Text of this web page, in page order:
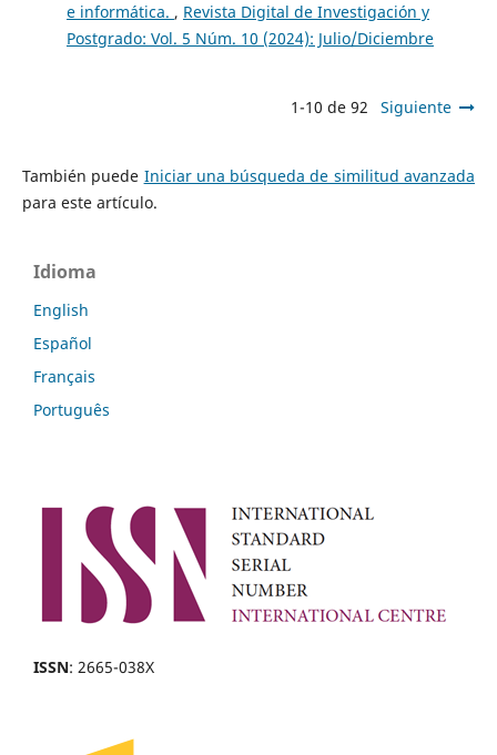
e informática. , Revista Digital de Investigación y
Postgrado: Vol. 5 Núm. 10 (2024): Julio/Diciembre
1-10 de 92 Siguiente
También puede Iniciar una búsqueda de similitud avanzada
para este artículo.
Idioma
English
Español
Français
Português
ISSN: 2665-038X